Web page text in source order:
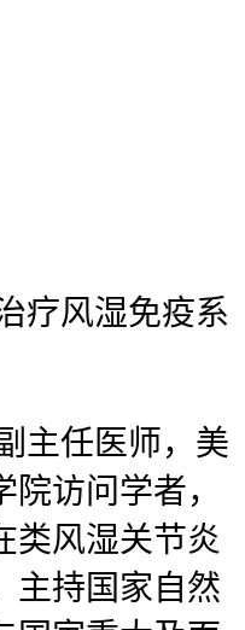
疗风湿免疫系
主任医师，美
访问学者，
类风湿关节炎
主持国家自然